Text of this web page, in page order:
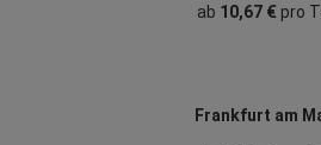
ab 10,67 €pro
Frankfurt am